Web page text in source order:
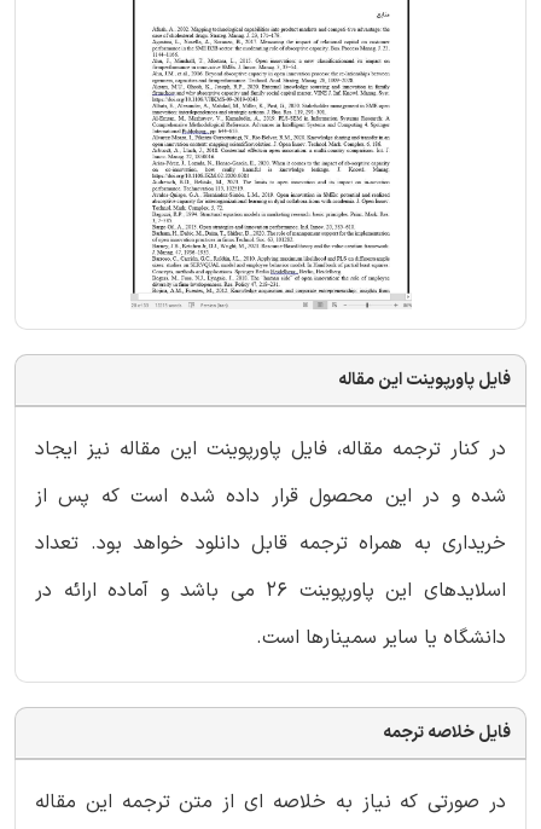
فایل پاورپوینت این مقاله
در کنار ترجمه مقاله، فایل پاورپوینت این مقاله نیز ایجاد
شده و در این محصول قرار داده شده است که پس از
خریداری به همراه ترجمه قابل دانلود خواهد بود. تعداد
اسلایدهای این پاورپوینت 26 می باشد و آماده ارائه در
دانشگاه یا سایر سمینارها است.
فایل خلاصه ترجمه
در صورتی که نیاز به خلاصه ای از متن ترجمه این مقاله